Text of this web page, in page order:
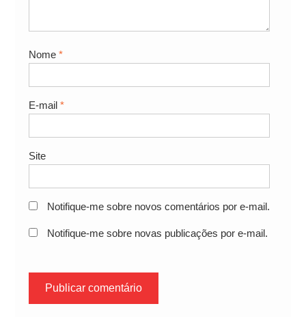
Nome *
E-mail *
Site
Notifique-me sobre novos comentários por e-mail.
Notifique-me sobre novas publicações por e-mail.